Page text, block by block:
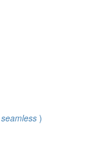
seamless )